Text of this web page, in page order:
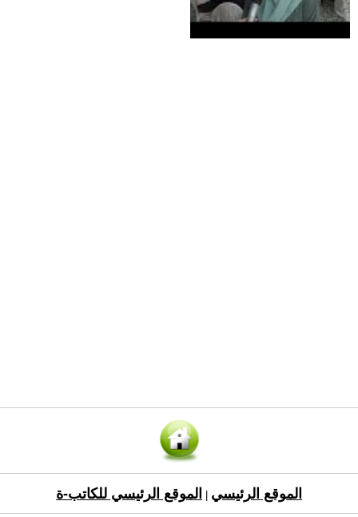
الموقع الرئيسي الموقع الرئيسي للكاتب-ة